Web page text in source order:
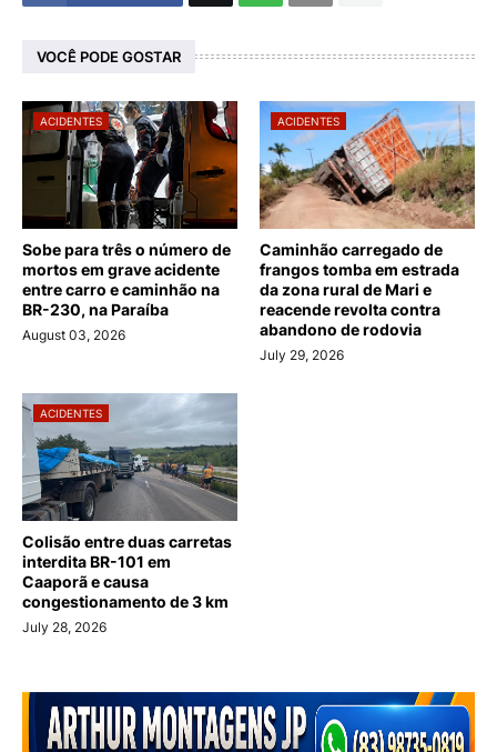
VOCÊ PODE GOSTAR
ACIDENTES
Sobe para três o número de
mortos em grave acidente
entre carro e caminhão na
BR-230, na Paraíba
August 03, 2026
ACIDENTES
Caminhão carregado de
frangos tomba em estrada
da zona rural de Mari e
reacende revolta contra
abandono de rodovia
July 29, 2026
ACIDENTES
Colisão entre duas carretas
interdita BR-101 em
Caaporã e causa
congestionamento de 3 km
July 28, 2026